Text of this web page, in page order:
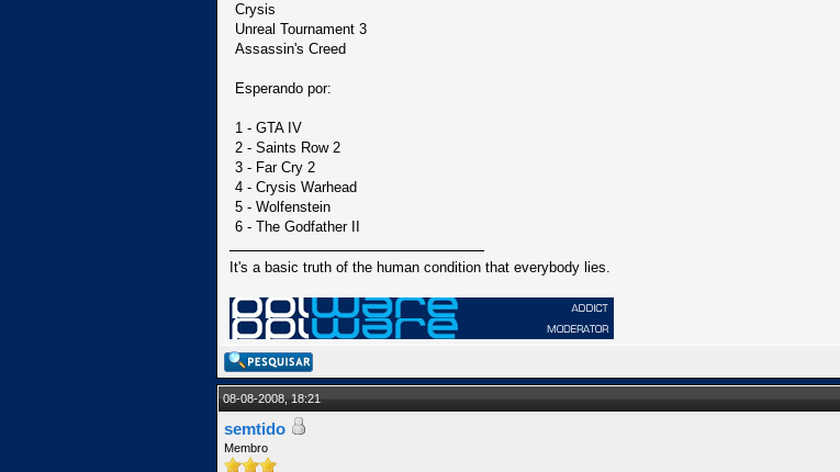
Crysis
Unreal Tournament 3
Assassin's Creed
Esperando por:
1 - GTA IV
2 - Saints Row 2
3 - Far Cry 2
4 - Crysis Warhead
5 - Wolfenstein
6 - The Godfather II
It's a basic truth of the human condition that everybody lies.
08-08-2008, 18:21
semtido
Membro